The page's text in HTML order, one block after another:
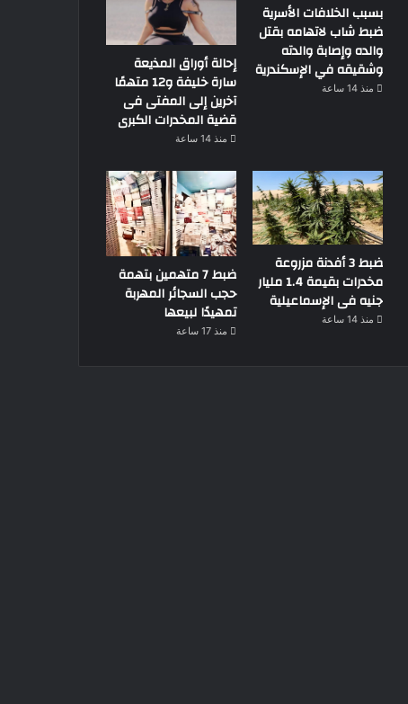
بسبب الخلافات الأسرية
ضبط شاب لاتهامه بقتل
والده وإصابة والدته
وشقيقه في الإسكندرية
منذ 14 ساعة
إحالة أوراق المذيعة
سارة خليفة و12 متهمًا
آخرين إلى المفتى فى
قضية المخدرات الكبرى
منذ 14 ساعة
ضبط 3 أفدنة مزروعة
مخدرات بقيمة 1.4 مليار
جنيه فى الإسماعيلية
منذ 14 ساعة
ضبط 7 متهمين بتهمة
حجب السجائر المهربة
تمهيدًا لبيعها
منذ 17 ساعة